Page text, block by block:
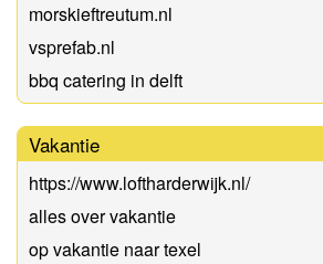
morskieftreutum.nl
vsprefab.nl
bbq catering in delft
Vakantie
https://www.loftharderwijk.nl/
alles over vakantie
op vakantie naar texel